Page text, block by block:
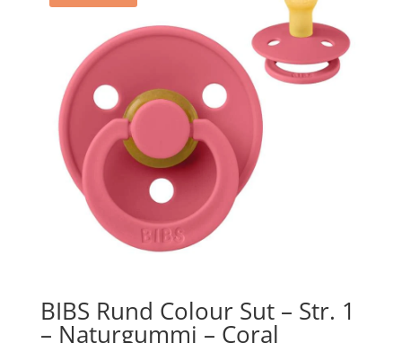
BIBS Rund Colour Sut – Str. 1
– Naturgummi – Coral